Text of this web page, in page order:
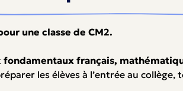
une classe de CM2.
fondamentaux français,
les élèves à l’entrée au